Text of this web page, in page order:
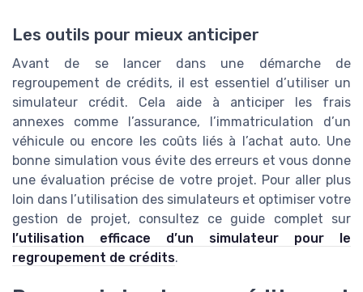
Les outils pour mieux anticiper
Avant de se lancer dans une démarche de
regroupement de crédits, il est essentiel d’utiliser un
simulateur crédit. Cela aide à anticiper les frais
annexes comme l’assurance, l’immatriculation d’un
véhicule ou encore les coûts liés à l’achat auto. Une
bonne simulation vous évite des erreurs et vous donne
une évaluation précise de votre projet. Pour aller plus
loin dans l’utilisation des simulateurs et optimiser votre
gestion de projet, consultez ce guide complet sur
l’utilisation efficace d’un simulateur pour le
regroupement de crédits.